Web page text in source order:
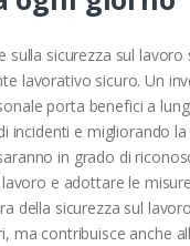
sulla sicurezza sul lavoro
lavorativo sicuro. Un
porta benefici a
incidenti e migliorando
in grado di
e adottare le
della sicurezza sul
ma contribuisce anche